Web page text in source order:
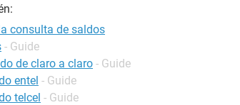
consulta de saldos
- Guide
de claro a claro - Guide
entel - Guide
telcel - Guide